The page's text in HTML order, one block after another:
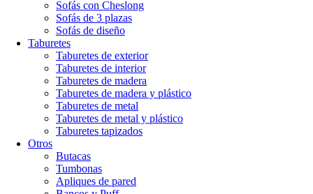
Sofás con Cheslong
Sofás de 3 plazas
Sofás de diseño
Taburetes
Taburetes de exterior
Taburetes de interior
Taburetes de madera
Taburetes de madera y plástico
Taburetes de metal
Taburetes de metal y plástico
Taburetes tapizados
Otros
Butacas
Tumbonas
Apliques de pared